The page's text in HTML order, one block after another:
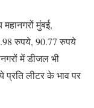
मुंबई,
रुपये, 90.77 रुपये
में डीजल भी
लीटर के भाव पर